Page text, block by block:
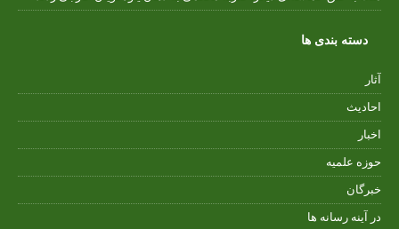
دسته بندی ها
آثار
احادیث
اخبار
حوزه علمیه
خبرگان
در آینه رسانه ها